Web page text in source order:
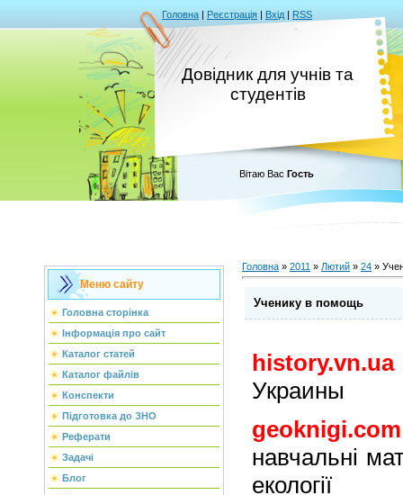
Головна | Реєстрація | Вхід | RSS
Довідник для учнів та
студентів
Вітаю Вас Гость
Меню сайту
Головна сторінка
Інформація про сайт
Каталог статей
Каталог файлів
Конспекти
Підготовка до ЗНО
Реферати
Задачі
Блог
Головна » 2011 » Лютий » 24 »
Ученику в помощь
history.vn.ua
Украины
geoknigi.com
навчальні
екології